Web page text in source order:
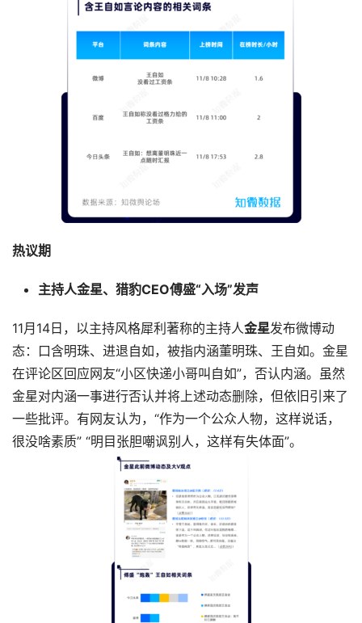
热议期
主持人金星、猎豹CEO傅盛“入场”发声
11月14日，以主持风格犀利著称的主持人金星发布微博动
态：口含明珠、进退自如，被指内涵董明珠、王自如。金星
在评论区回应网友“小区快递小哥叫自如”，否认内涵。虽然
金星对内涵一事进行否认并将上述动态删除，但依旧引来了
一些批评。有网友认为，“作为一个公众人物，这样说话，
很没啥素质” “明目张胆嘲讽别人，这样有失体面”。